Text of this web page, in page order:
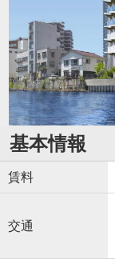
基本情報
賃料
交通